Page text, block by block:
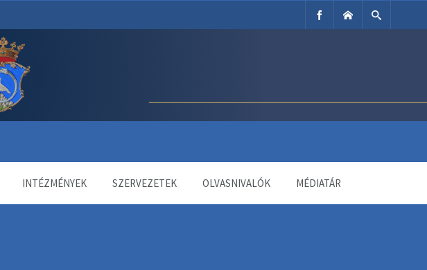
INTÉZMÉNYEK SZERVEZETEK OLVASNIVALÓK MÉDIATÁR